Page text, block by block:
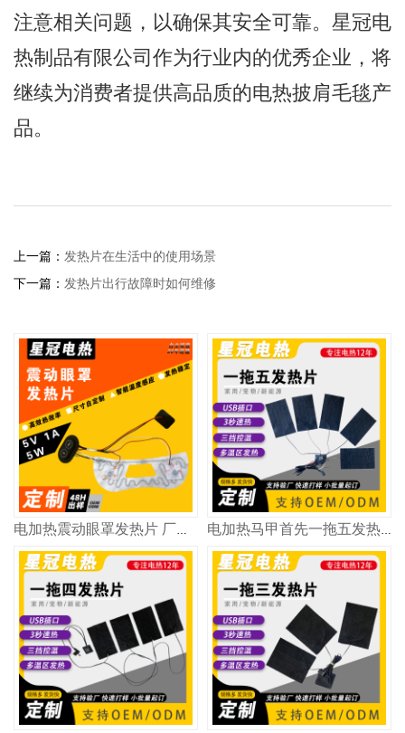
注意相关问题，以确保其安全可靠。星冠电
热制品有限公司作为行业内的优秀企业，将
继续为消费者提供高品质的电热披肩毛毯产
品。
上一篇： 发热片在生活中的使用场景
下一篇： 发热片出行故障时如何维修
电加热震动眼罩发热片 厂家批发 量多价优 尺寸功率可定制 加热片加工厂 电加热马甲首先一拖五发热片 5V~12V充电宝供电 方便快捷 安全低压发热效率稳定尺寸可定制